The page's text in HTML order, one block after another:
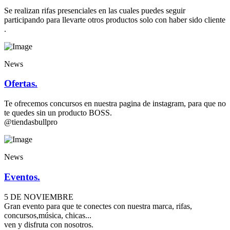
Se realizan rifas presenciales en las cuales puedes seguir
participando para llevarte otros productos solo con haber sido cliente
.
News
Ofertas.
Te ofrecemos concursos en nuestra pagina de instagram, para que no
te quedes sin un producto BOSS.
@tiendasbullpro
News
Eventos.
5 DE NOVIEMBRE
Gran evento para que te conectes con nuestra marca, rifas,
concursos,música, chicas...
ven y disfruta con nosotros.